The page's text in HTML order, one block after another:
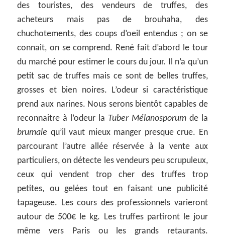
des touristes, des vendeurs de truffes, des
acheteurs mais pas de brouhaha, des
chuchotements, des coups d’oeil entendus ; on se
connait, on se comprend. René fait d’abord le tour
du marché pour estimer le cours du jour. Il n’a qu’un
petit sac de truffes mais ce sont de belles truffes,
grosses et bien noires. L’odeur si caractéristique
prend aux narines. Nous serons bientôt capables de
reconnaitre à l’odeur la Tuber Mélanosporumde la
brumale qu’il vaut mieux manger presque crue. En
parcourant l’autre allée réservée à la vente aux
particuliers, on détecte les vendeurs peu scrupuleux,
ceux qui vendent trop cher des truffes trop
petites, ou gelées tout en faisant une publicité
tapageuse. Les cours des professionnels varieront
autour de 500€ le kg. Les truffes partiront le jour
même vers Paris ou les grands retaurants.